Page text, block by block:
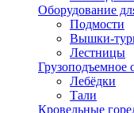
Оборудование
Подмости
Вышки-
Лестницы
Грузоподъемное
Лебёдки
Тали
Кровельные